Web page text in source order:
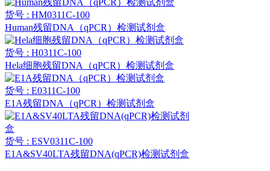
货号 : HM0311C-100
Human残留DNA（qPCR）检测试剂盒
货号 : H0311C-100
Hela细胞残留DNA（qPCR）检测试剂盒
货号 : E0311C-100
E1A残留DNA（qPCR）检测试剂盒
货号 : ESV0311C-100
E1A&SV40LTA残留DNA(qPCR)检测试剂盒